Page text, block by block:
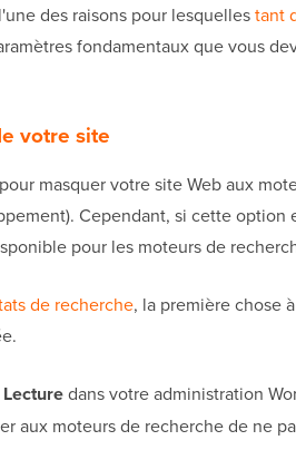
des raisons pour lesquellestant
fondamentaux que vous
votre site
masquer votre site Web aux
Cependant, si cette option
pour les moteurs de
de recherche, la première chose
dans votre administration
aux moteurs de recherche de ne